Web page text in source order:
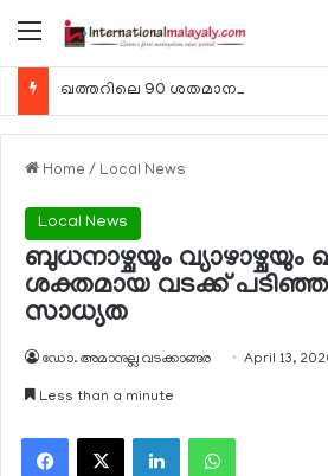
Menu
Home / Local News
Local News
ബുധനാഴ്ചയും വ്യാഴാഴ്ചയും
ശക്തമായ വടക്ക്
സാധ്യത
ഡോ. അമാനുല്ല വടക്കാങ്ങര April 13,
Less than a minute
Facebook
X LinkedInWhatsApp